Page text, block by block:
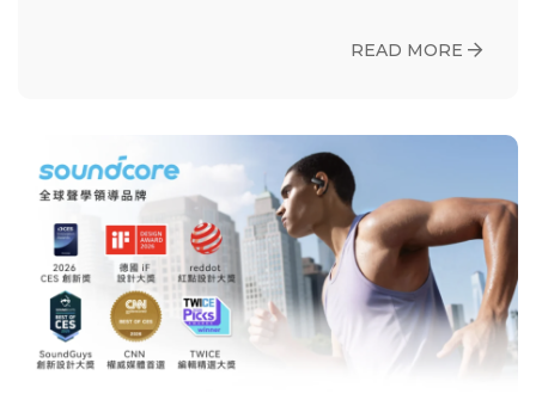
READ MORE